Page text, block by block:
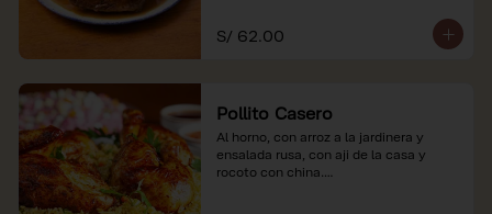
*Nuestros precios están expresados en
soles e incluyen impuestos de ley y
S/ 62.00
Pollito Casero
Al horno, con arroz a la jardinera y
ensalada rusa, con aji de la casa y
rocoto con china.